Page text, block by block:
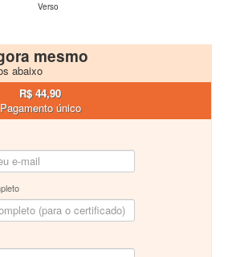
Verso
mesmo
abaixo
R$ 44,90
Pagamento único